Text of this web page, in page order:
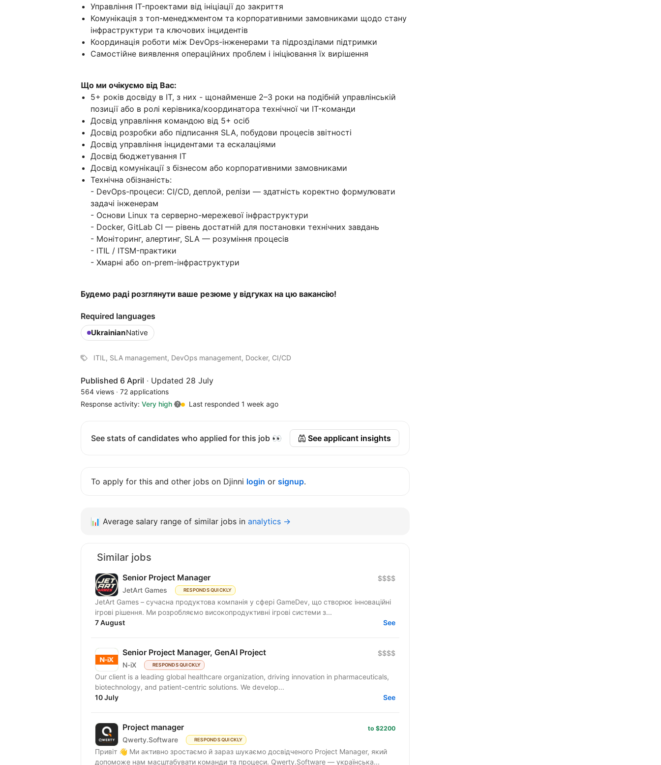
Управління IT-проектами від ініціації до закриття
Комунікація з топ-менеджментом та корпоративними замовниками щодо стану
інфраструктури та ключових інцидентів
Координація роботи між DevOps-інженерами та підрозділами підтримки
Самостійне виявлення операційних проблем і ініціювання їх вирішення
Що ми очікуємо від Вас:
5+ років досвіду в IT, з них - щонайменше 2–3 роки на подібній управлінській
позиції або в ролі керівника/координатора технічної чи IT-команди
Досвід управління командою від 5+ осіб
Досвід розробки або підписання SLA, побудови процесів звітності
Досвід управління інцидентами та ескалаціями
Досвід бюджетування IT
Досвід комунікації з бізнесом або корпоративними замовниками
Технічна обізнаність:
- DevOps-процеси: CI/CD, деплой, релізи — здатність коректно формулювати
задачі інженерам
- Основи Linux та серверно-мережевої інфраструктури
- Docker, GitLab CI — рівень достатній для постановки технічних завдань
- Моніторинг, алертинг, SLA — розуміння процесів
- ITIL / ITSM-практики
- Хмарні або on-prem-інфраструктури
Будемо раді розглянути ваше резюме у відгуках на цю вакансію!
Required languages
UkrainianNative
ITIL, SLA management, DevOps management, Docker, CI/CD
Published 6 April · Updated 28 July
564 views · 72 applications
Response activity: Very high Last responded 1 week ago
See stats of candidates who applied for this job 👀 See applicant insights
To apply for this and other jobs on Djinni login or signup.
📊 Average salary range of similar jobs in analytics →
Similar jobs
Senior Project Manager
JetArt Games RESPONDS QUICKLY
$$$$
JetArt Games – сучасна продуктова компанія у сфері GameDev, що створює інноваційні
ігрові рішення. Ми розробляємо високопродуктивні ігрові системи з...
7 August
See
Senior Project Manager, GenAI Project
N-iX RESPONDS QUICKLY
$$$$
Our client is a leading global healthcare organization, driving innovation in pharmaceuticals,
biotechnology, and patient-centric solutions. We develop...
10 July
See
Project manager
Qwerty.Software RESPONDS QUICKLY
to $2200
Привіт 👋 Ми активно зростаємо й зараз шукаємо досвідченого Project Manager, який
допоможе нам масштабувати команди та процеси. Qwerty.Software — українська...